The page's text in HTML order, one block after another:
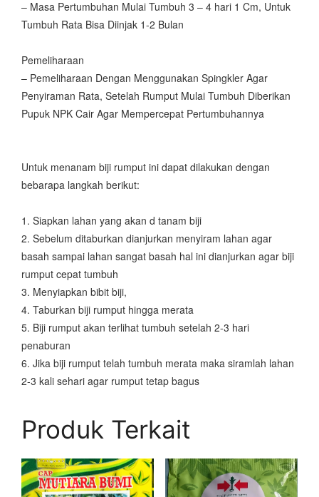
– Masa Pertumbuhan Mulai Tumbuh 3 – 4 hari 1 Cm, Untuk
Tumbuh Rata Bisa Diinjak 1-2 Bulan
Pemeliharaan
– Pemeliharaan Dengan Menggunakan Spingkler Agar
Penyiraman Rata, Setelah Rumput Mulai Tumbuh Diberikan
Pupuk NPK Cair Agar Mempercepat Pertumbuhannya
Untuk menanam biji rumput ini dapat dilakukan dengan
bebarapa langkah berikut:
1. Siapkan lahan yang akan d tanam biji
2. Sebelum ditaburkan dianjurkan menyiram lahan agar
basah sampai lahan sangat basah hal ini dianjurkan agar biji
rumput cepat tumbuh
3. Menyiapkan bibit biji,
4. Taburkan biji rumput hingga merata
5. Biji rumput akan terlihat tumbuh setelah 2-3 hari
penaburan
6. Jika biji rumput telah tumbuh merata maka siramlah lahan
2-3 kali sehari agar rumput tetap bagus
Produk Terkait